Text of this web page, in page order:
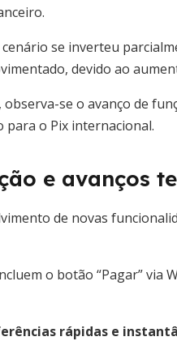
cenário se inverteu
devido ao
observa-se o avanço de
para o Pix internacional.
e avanços
de novas
o botão “Pagar” via
rápidas e